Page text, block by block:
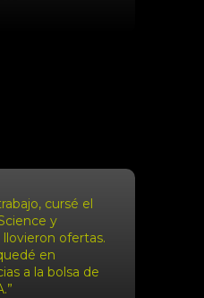
cursé el
y
ofertas.
en
a la bolsa de